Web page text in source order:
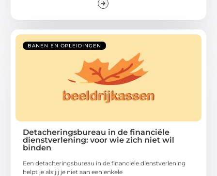
BANEN EN OPLEIDINGEN
Detacheringsbureau in de financiële
dienstverlening: voor wie zich niet wil
binden
Een detacheringsbureau in de financiële dienstverlening
helpt je als jij je niet aan een enkele